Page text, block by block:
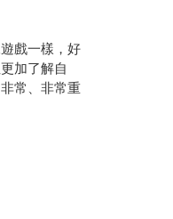
戲一樣，好
加了解自
常、非常重